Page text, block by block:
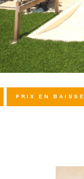
PRIX EN BAISSE